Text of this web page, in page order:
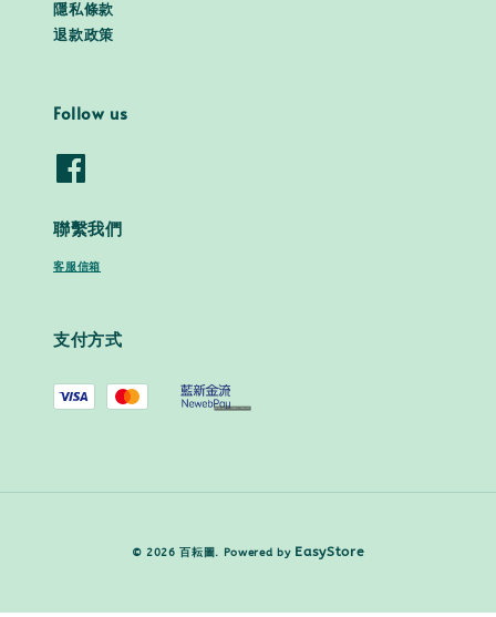
隱私條款
退款政策
Follow us
聯繫我們
客服信箱
支付方式
© 2026 百耘圖. Powered by EasyStore